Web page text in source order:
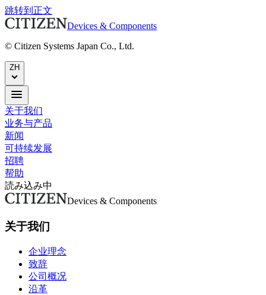
跳转到正文
Devices & Components
© Citizen Systems Japan Co., Ltd.
ZH
关于我们
业务与产品
新闻
可持续发展
招聘
帮助
読み込み中
Devices & Components
关于我们
企业理念
致辞
公司概况
沿革